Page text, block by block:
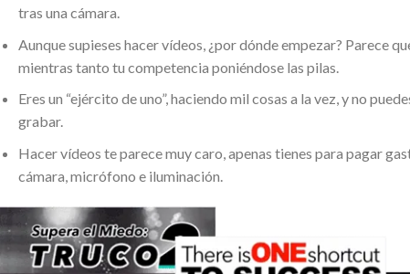
tras una cámara.
Aunque supieses hacer vídeos, ¿por dónde empezar? Parece
mientras tanto tu competencia poniéndose las pilas.
Eres un “ejército de uno”, haciendo mil cosas a la vez, y no
grabar.
Hacer vídeos te parece muy caro, apenas tienes para pagar
cámara, micrófono e iluminación.